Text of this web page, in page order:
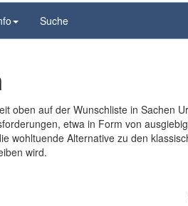
Suche
oben auf der Wunschliste in Sachen
etwa in Form von
wohltuende Alternative zu den
wird.